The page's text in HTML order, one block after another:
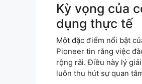
Kỳ vọng của
dụng thực tế
Một đặc điểm nổi bật
Pioneer tin rằng việc
rộng rãi. Điều này lý
luôn thu hút sự quan